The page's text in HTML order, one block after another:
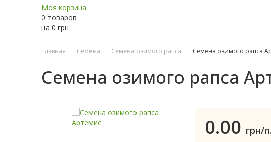
Моя корзина
0 товаров
на 0 грн
Главная Семена Семена озимого рапса Семена озимого рапса
Семена озимого рапса
0.00 грн/